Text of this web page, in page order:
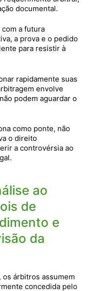
documental.
a futura
a prova e o pedido
para resistir à
rapidamente suas
envolve
podem aguardar o
como ponte, não
o direito
a controvérsia ao
ao
de
e
da
árbitros assumem
concedida pelo